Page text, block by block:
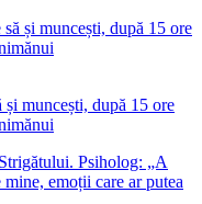
muncești, după 15 ore